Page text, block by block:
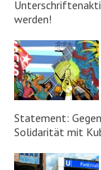
werden!
Statement:
Solidarität mit